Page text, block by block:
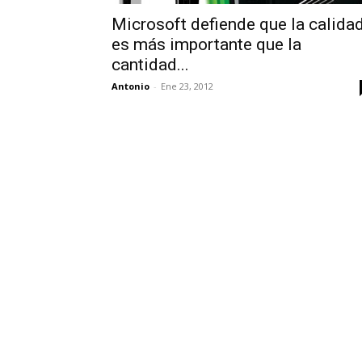
Microsoft defiende que la calidad
es más importante que la
cantidad...
Antonio - Ene 23, 2012